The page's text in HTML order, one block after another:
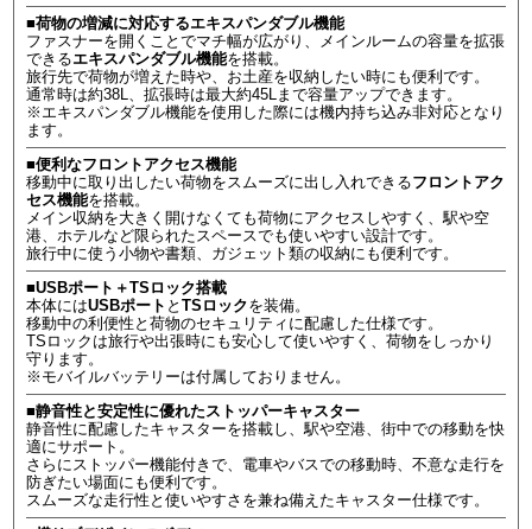
■荷物の増減に対応するエキスパンダブル機能
ファスナーを開くことでマチ幅が広がり、メインルームの容量を拡張
できるエキスパンダブル機能を搭載。
旅行先で荷物が増えた時や、お土産を収納したい時にも便利です。
通常時は約38L、拡張時は最大約45Lまで容量アップできます。
※エキスパンダブル機能を使用した際には機内持ち込み非対応となり
ます。
■便利なフロントアクセス機能
移動中に取り出したい荷物をスムーズに出し入れできるフロントアク
セス機能を搭載。
メイン収納を大きく開けなくても荷物にアクセスしやすく、駅や空
港、ホテルなど限られたスペースでも使いやすい設計です。
旅行中に使う小物や書類、ガジェット類の収納にも便利です。
■USBポート＋TSロック搭載
本体にはUSBポート とTSロックを装備。
移動中の利便性と荷物のセキュリティに配慮した仕様です。
TSロックは旅行や出張時にも安心して使いやすく、荷物をしっかり
守ります。
※モバイルバッテリーは付属しておりません。
■静音性と安定性に優れたストッパーキャスター
静音性に配慮したキャスターを搭載し、駅や空港、街中での移動を快
適にサポート。
さらにストッパー機能付きで、電車やバスでの移動時、不意な走行を
防ぎたい場面にも便利です。
スムーズな走行性と使いやすさを兼ね備えたキャスター仕様です。